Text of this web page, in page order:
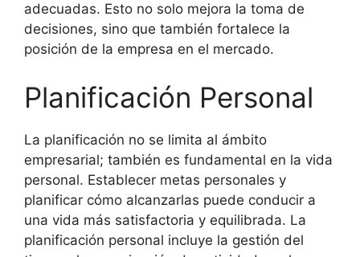
adecuadas. Esto no solo mejora la toma de
decisiones, sino que también fortalece la
posición de la empresa en el mercado.
Planificación Personal
La planificación no se limita al ámbito
empresarial; también es fundamental en la vida
personal. Establecer metas personales y
planificar cómo alcanzarlas puede conducir a
una vida más satisfactoria y equilibrada. La
planificación personal incluye la gestión del